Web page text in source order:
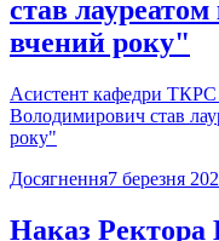
став
вчений року"
Асистент кафедри
Володимирович став
року"
Досягнення7 березня
Наказ